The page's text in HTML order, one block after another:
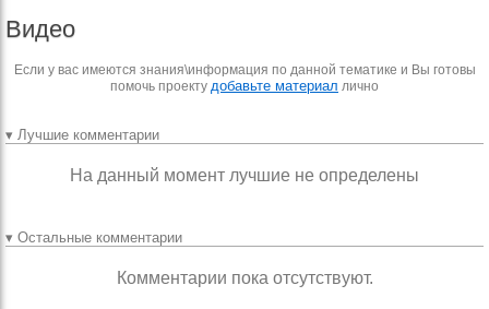
Видео
Если у вас имеются знания\информация по данной тематике и Вы готовы
помочь проекту добавьте материал лично
▾ Лучшие комментарии
На данный момент лучшие не определены
▾ Остальные комментарии
Комментарии пока отсутствуют.